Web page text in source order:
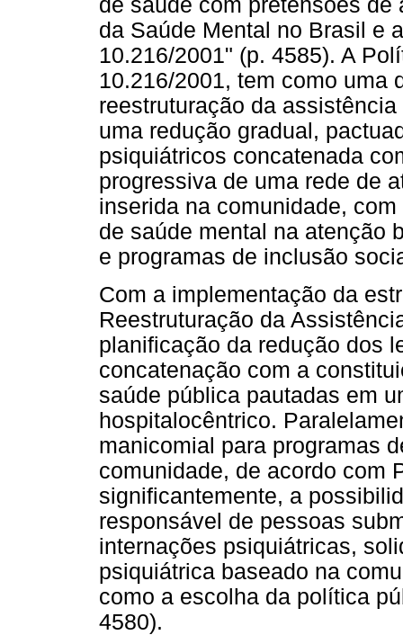
de saúde com pretensões
da Saúde Mental no Brasil e
10.216/2001" (p. 4585). A
10.216/2001, tem como uma
reestruturação da
uma redução gradual,
psiquiátricos concatenada
progressiva de uma rede de
inserida na comunidade,
de saúde mental na atenção
e programas de inclusão
Com a implementação da
Reestruturação da
planificação da redução dos
concatenação com a
saúde pública pautadas em
hospitalocêntrico.
manicomial para programas
comunidade, de acordo com
significantemente, a
responsável de pessoas
internações psiquiátricas,
psiquiátrica baseado na
como a escolha da política
4580).